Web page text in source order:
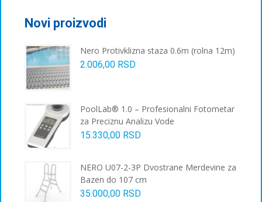
на
производа.
Novi proizvodi
Nero Protivklizna staza 0.6m (rolna 12m)
2.006,00 RSD
PoolLab® 1.0 – Profesionalni Fotometar
za Preciznu Analizu Vode
15.330,00 RSD
NERO U07-2-3P Dvostrane Merdevine za
Bazen do 107 cm
35.000,00 RSD